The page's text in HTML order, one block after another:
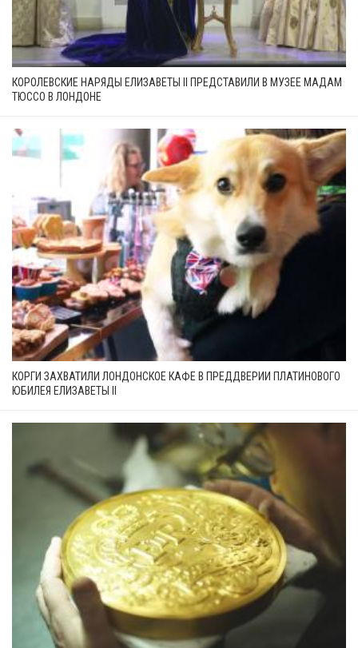
КОРОЛЕВСКИЕ НАРЯДЫ ЕЛИЗАВЕТЫ II ПРЕДСТАВИЛИ В МУЗЕЕ МАДАМ
ТЮССО В ЛОНДОНЕ
КОРГИ ЗАХВАТИЛИ ЛОНДОНСКОЕ КАФЕ В ПРЕДДВЕРИИ ПЛАТИНОВОГО
ЮБИЛЕЯ ЕЛИЗАВЕТЫ II